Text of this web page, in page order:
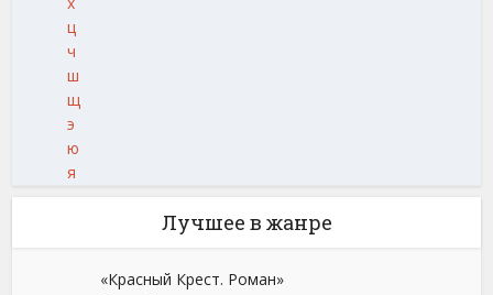
ц
ч
ш
щ
э
ю
я
Лучшее в жанре
«Красный Крест. Роман»